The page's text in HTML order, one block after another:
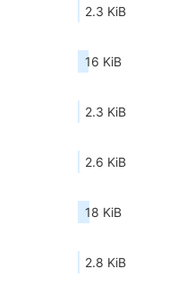
2.3 KiB
16 KiB
2.3 KiB
2.6 KiB
18 KiB
2.8 KiB